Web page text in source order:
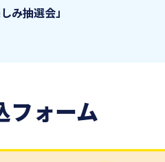
み抽選会」
フォーム